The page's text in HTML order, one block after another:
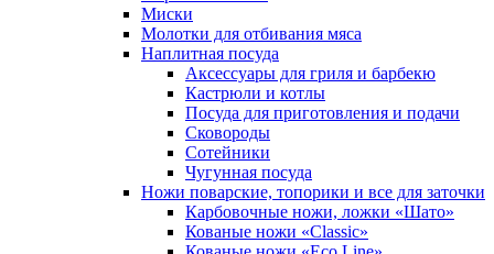
Миски
Молотки для отбивания мяса
Наплитная посуда
Аксессуары для гриля и барбекю
Кастрюли и котлы
Посуда для приготовления и подачи
Сковороды
Сотейники
Чугунная посуда
Ножи поварские, топорики и все для заточки
Карбовочные ножи, ложки «Шато»
Кованые ножи «Classic»